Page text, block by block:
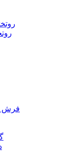
فرش